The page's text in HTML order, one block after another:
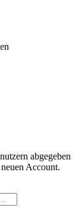
abgegeben
Account.